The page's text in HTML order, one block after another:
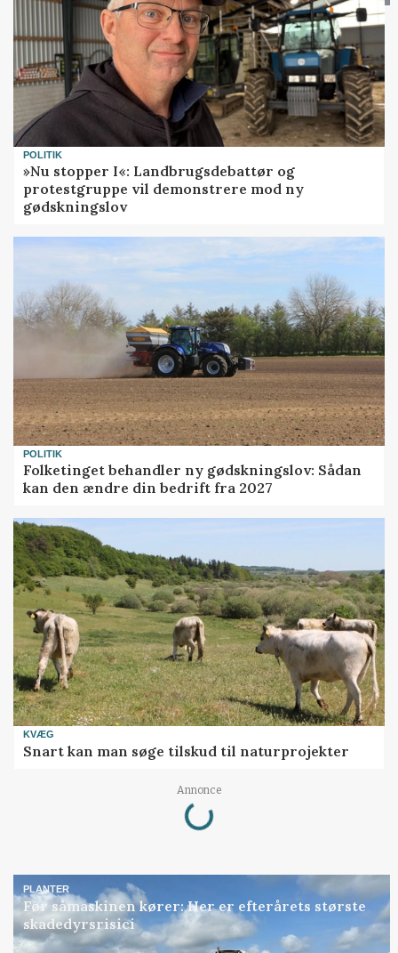
POLITIK
»Nu stopper I«: Landbrugsdebattør og
protestgruppe vil demonstrere mod ny
gødskningslov
POLITIK
Folketinget behandler ny gødskningslov: Sådan
kan den ændre din bedrift fra 2027
KVÆG
Snart kan man søge tilskud til naturprojekter
Annonce
Loading...
PLANTER
Før såmaskinen kører: Her er efterårets største
skadedyrsrisici